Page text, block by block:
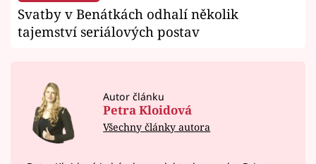
Svatby v Benátkách odhalí několik
tajemství seriálových postav
Autor článku
Petra Kloidová
Všechny články autora